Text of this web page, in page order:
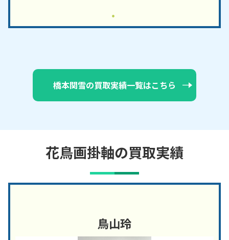
橋本関雪の買取実績一覧はこちら
花鳥画掛軸の買取実績
鳥山玲